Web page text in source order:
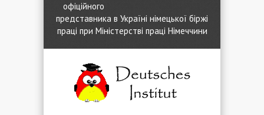
офіційного
представника в Україні німецької біржі
праці при Міністерстві праці Німеччини